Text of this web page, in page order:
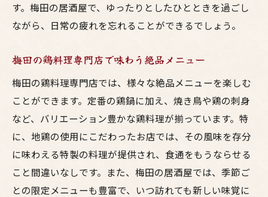
す。梅田の居酒屋で、ゆったりとしたひとときを過ごし
ながら、日常の疲れを忘れることができるでしょう。
梅田の鶏料理専門店で味わう絶品メニュー
梅田の鶏料理専門店では、様々な絶品メニューを楽しむ
ことができます。定番の鶏鍋に加え、焼き鳥や鶏の刺身
など、バリエーション豊かな鶏料理が揃っています。特
に、地鶏の使用にこだわったお店では、その風味を存分
に味わえる特製の料理が提供され、食通をもうならせる
こと間違いなしです。また、梅田の居酒屋では、季節ご
との限定メニューも豊富で、いつ訪れても新しい味覚に